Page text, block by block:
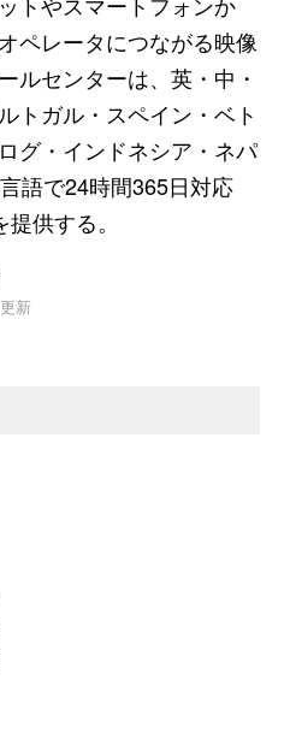
ペレータにつながる映像
ルセンターは、英・中・
トガル・スペイン・ベト
グ・インドネシア・ネパ
語で24時間365日対応
供する。
新